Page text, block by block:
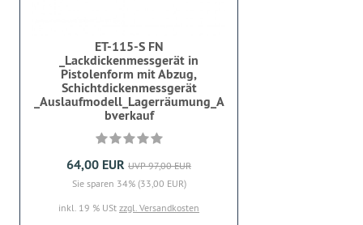
ET-115-S FN
_Lackdickenmessgerät in
Pistolenform mit Abzug,
Schichtdickenmessgerät
_Auslaufmodell_Lagerräumung_A
bverkauf
64,00 EUR UVP 97,00 EUR
Sie sparen 34% (33,00 EUR)
inkl. 19 % USt zzgl. Versandkosten